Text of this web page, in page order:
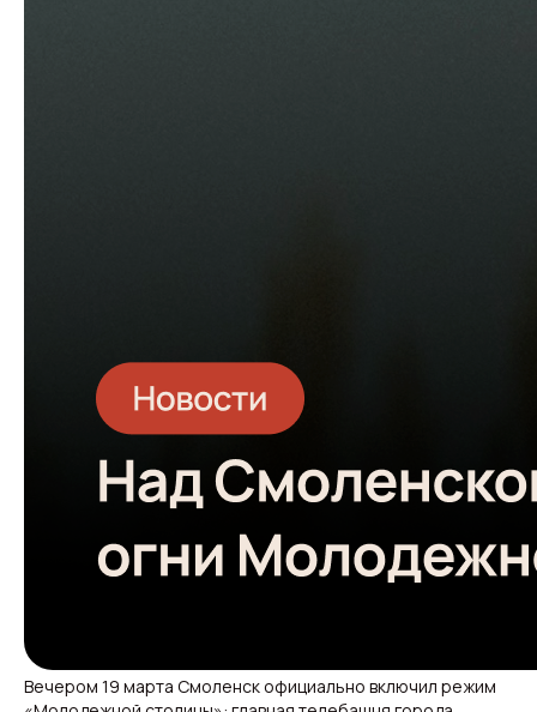
Вечером 19 марта Смоленск официально включил режим